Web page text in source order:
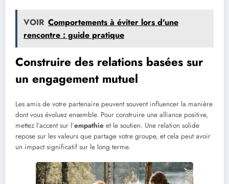
VOIR Comportements à éviter lors d'une
rencontre : guide pratique
Construire des relations basées sur
un engagement mutuel
Les amis de votre partenaire peuvent souvent influencer la manière
dont vous évoluez ensemble. Pour construire une alliance positive,
mettez l’accent sur l’empathie et le soutien. Une relation solide
repose sur les valeurs que partage votre groupe, et cela peut avoir
un impact significatif sur le long terme.